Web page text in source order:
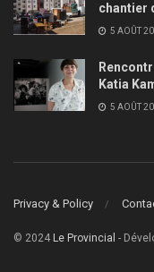
chantier
5 AOÛT
Katia
5 AOÛT
Privacy & Policy
© 2024 Le Provincial -